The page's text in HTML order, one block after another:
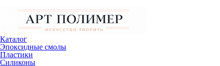
Каталог
Эпоксидные смолы
Пластики
Силиконы